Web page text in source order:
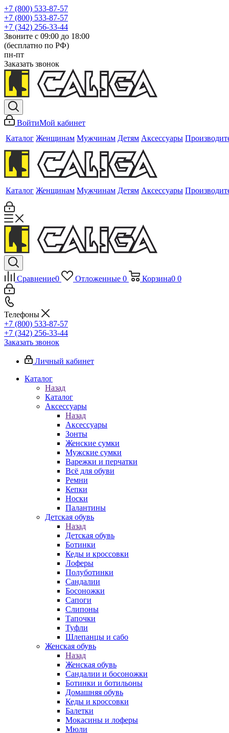
+7 (800) 533-87-57
+7 (800) 533-87-57
+7 (342) 256-33-44
Звоните с 09:00 до 18:00
(бесплатно по РФ)
пн-пт
Заказать звонок
ВойтиМой кабинет
Каталог Женщинам Мужчинам Детям Аксессуары
Каталог Женщинам Мужчинам Детям Аксессуары
Сравнение0 Отложенные 0 Корзина0 0
Телефоны
+7 (800) 533-87-57
+7 (342) 256-33-44
Заказать звонок
Личный кабинет
Каталог
Назад
Каталог
Аксессуары
Назад
Аксессуары
Зонты
Женские сумки
Мужские сумки
Варежки и перчатки
Всё для обуви
Ремни
Кепки
Носки
Палантины
Детская обувь
Назад
Детская обувь
Ботинки
Кеды и кроссовки
Лоферы
Полуботинки
Сандалии
Босоножки
Сапоги
Слипоны
Тапочки
Туфли
Шлепанцы и сабо
Женская обувь
Назад
Женская обувь
Сандалии и босоножки
Ботинки и ботильоны
Домашняя обувь
Кеды и кроссовки
Балетки
Мокасины и лоферы
Мюли